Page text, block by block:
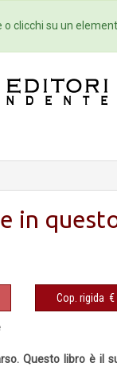
Collane
in
Cop. rigida €
Questo libro è il
clicchi su un